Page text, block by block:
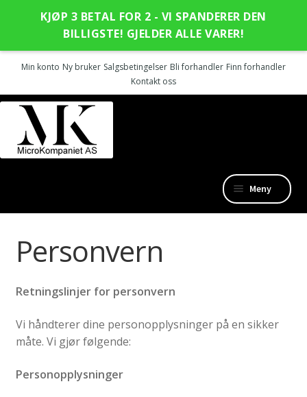
KJØP 3 BETAL FOR 2 - VI SPANDERER DEN
BILLIGSTE! GJELDER ALLE VARER!
Min konto Ny bruker Salgsbetingelser Bli forhandler Finn forhandler
Kontakt oss
Hopp
til
Hopp
til
Meny
Outlet
SanGiacomo
Produkter
Fold
Personvern
Retningslinjer for personvern
Vi håndterer dine personopplysninger på en sikker
måte. Vi gjør følgende:
Personopplysninger